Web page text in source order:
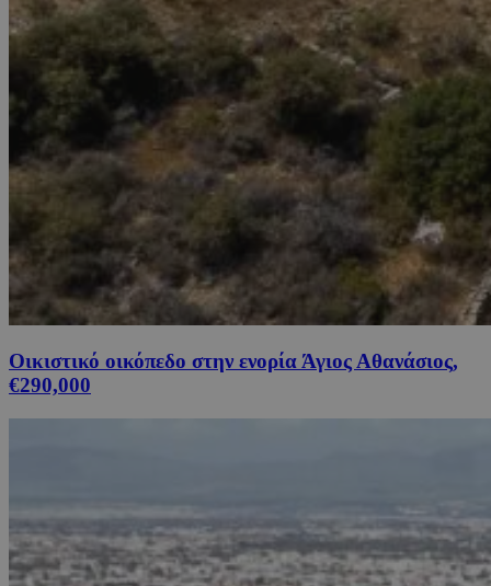
Οικιστικό οικόπεδο στην ενορία Άγιος Αθανάσιος,
€290,000